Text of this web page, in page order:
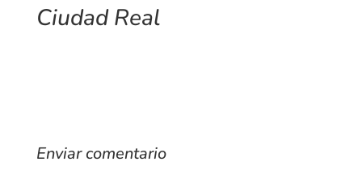
Ciudad Real
Enviar comentario